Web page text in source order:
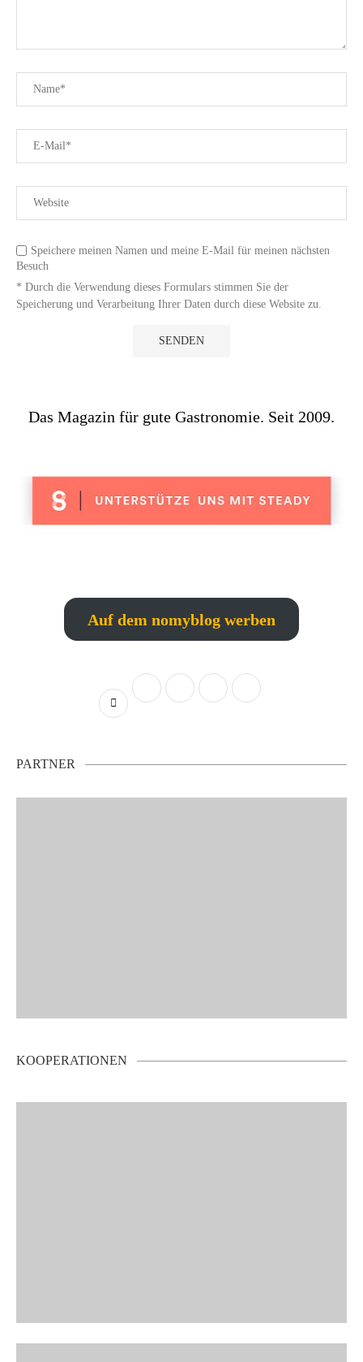
Speichere meinen Namen und meine E-Mail für meinen nächsten
Besuch
* Durch die Verwendung dieses Formulars stimmen Sie der
Speicherung und Verarbeitung Ihrer Daten durch diese Website zu.
Das Magazin für gute Gastronomie. Seit 2009.
Auf dem nomyblog werben
PARTNER
KOOPERATIONEN